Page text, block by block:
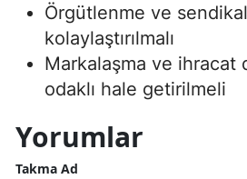
Örgütlenme ve
kolaylaştırılmalı
Markalaşma ve ihracat
odaklı hale getirilmeli
Yorumlar
Takma Ad